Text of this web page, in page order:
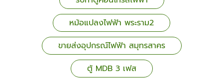
หม้อแปลงไฟฟ้า พระราม2
ขายส่งอุปกรณ์ไฟฟ้า สมุทรสาคร
ตู้ MDB 3 เฟส